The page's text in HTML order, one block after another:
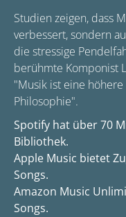
Studien zeigen, dass
verbessert, sondern
die stressige
berühmte Komponist
"Musik ist eine
Philosophie".
Spotify hat über 70
Bibliothek.
Apple Music bietet
Songs.
Amazon Music
Songs.